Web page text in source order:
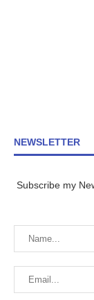
NEWSLETTER
Subscribe my